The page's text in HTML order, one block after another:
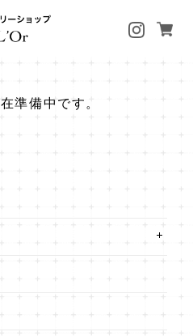
準備中です。